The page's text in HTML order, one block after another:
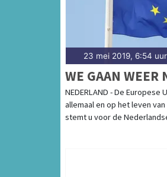
23 mei 2019, 6:54 uur
WE GAAN WEER
NEDERLAND - De
allemaal en op het leven
stemt u voor de